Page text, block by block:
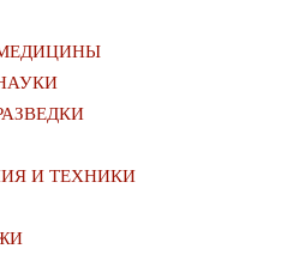
И ТЕХНИКИ